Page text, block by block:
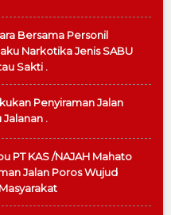
Bersama Personil
Narkotika Jenis SABU
Sakti .
Penyiraman Jalan
Jalanan .
PT KAS /NAJAH Mahato
Jalan Poros Wujud